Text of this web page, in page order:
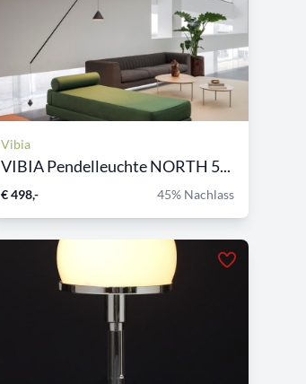
Vibia
VIBIA Pendelleuchte NORTH 5...
€ 498,- 45% Nachlass